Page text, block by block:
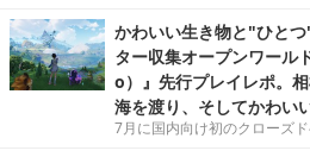
かわいい生き物と"ひと
ター収集オープンワール
o）』先行プレイレポ。
海を渡り、そしてかわい
7月に国内向け初のクローズド